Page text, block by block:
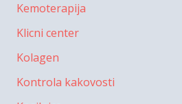
Kemoterapija
Klicni center
Kolagen
Kontrola kakovosti